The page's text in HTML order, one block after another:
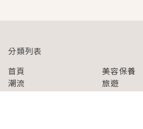
分類列表
首頁
美容保養
潮流
旅遊
美食
時尚